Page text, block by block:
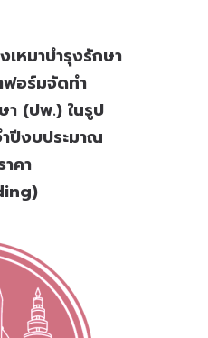
เหมาบำรุงรักษา
อร์มจัดทำ
า (ปพ.) ในรูป
ปีงบประมาณ
คา